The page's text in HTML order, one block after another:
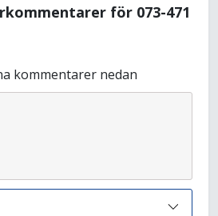
för 073-471
kommentarer nedan